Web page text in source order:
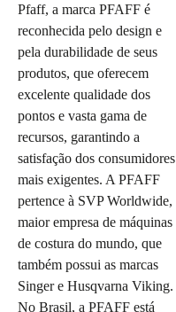
Pfaff, a marca PFAFF é
reconhecida pelo design e
pela durabilidade de seus
produtos, que oferecem
excelente qualidade dos
pontos e vasta gama de
recursos, garantindo a
satisfação dos consumidores
mais exigentes. A PFAFF
pertence à SVP Worldwide,
maior empresa de máquinas
de costura do mundo, que
também possui as marcas
Singer e Husqvarna Viking.
No Brasil, a PFAFF está